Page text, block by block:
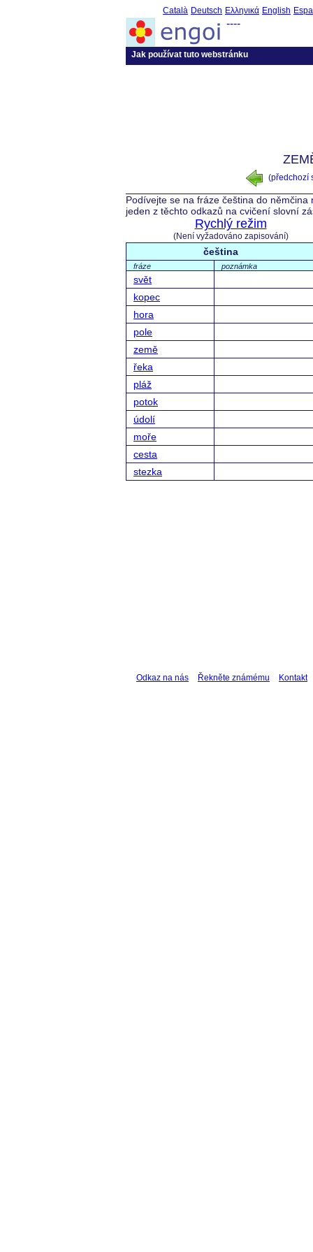
Català Deutsch Ελληνικά English
----
Jak používat tuto webstránku
(předchozí
Podívejte se na fráze čeština do
jeden z těchto odkazů na cvičení slovní
Rychlý režim
(Není vyžadováno zapisování)
čeština
fráze poznámka
svět
kopec
hora
pole
země
řeka
pláž
potok
údolí
moře
cesta
stezka
Odkaz na nás Řekněte známému Kontakt